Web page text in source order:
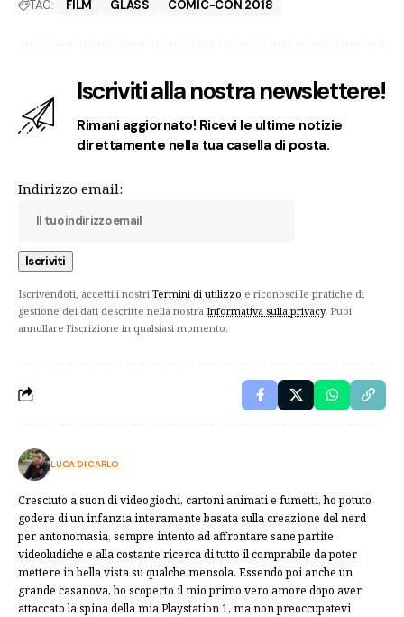
TAG: FILM GLASS COMIC-CON 2018
Iscriviti alla nostra newslettere!
Rimani aggiornato! Ricevi le ultime notizie
direttamente nella tua casella di posta.
Indirizzo email:
Iscrivendoti, accetti i nostri Termini di utilizzo e riconosci le pratiche di
gestione dei dati descritte nella nostra Informativa sulla privacy. Puoi
annullare l'iscrizione in qualsiasi momento.
LUCA DI CARLO
Cresciuto a suon di videogiochi, cartoni animati e fumetti, ho potuto
godere di un infanzia interamente basata sulla creazione del nerd
per antonomasia, sempre intento ad affrontare sane partite
videoludiche e alla costante ricerca di tutto il comprabile da poter
mettere in bella vista su qualche mensola. Essendo poi anche un
grande casanova, ho scoperto il mio primo vero amore dopo aver
attaccato la spina della mia Playstation 1, ma non preoccupatevi